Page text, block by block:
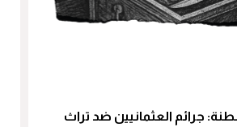
جرائم العثمانيين ضد تراث